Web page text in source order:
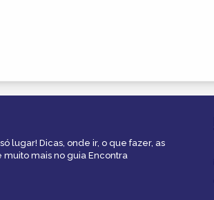
lugar! Dicas, onde ir, o que fazer, as
mais no guia Encontra